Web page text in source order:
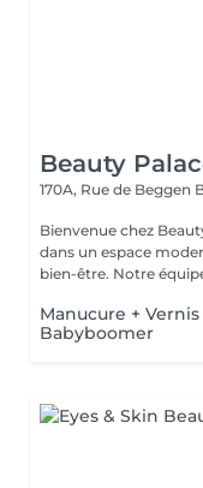
Beauty
170A, Rue de Beggen
Bienvenue chez Beauty Palace Notre
dans un espace
bien-être. Notre
Manucure +
Babyboomer